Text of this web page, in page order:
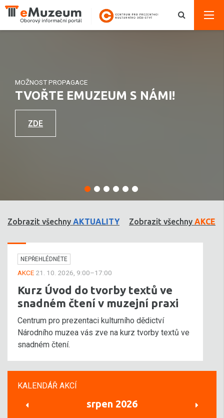
MOŽNOST PROPAGACE
TVOŘTE EMUZEUM S NÁMI!
ZDE
Zobrazit všechny AKTUALITY Zobrazit všechny AKCE
NEPŘEHLÉDNĚTE
AKCE 21. 10. 2026, 9:00–17:00
Kurz Úvod do tvorby textů ve
snadném čtení v muzejní praxi
Centrum pro prezentaci kulturního dědictví
Národního muzea vás zve na kurz tvorby textů ve
snadném čtení.
KALENDÁŘ AKCÍ
srpen 2026